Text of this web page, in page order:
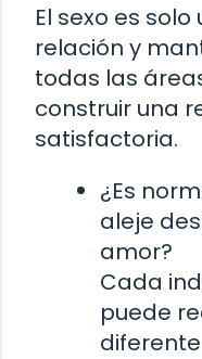
El sexo es
relación y
todas las
construir una
satisfactoria.
¿Es
aleje
amor?
Cada
puede